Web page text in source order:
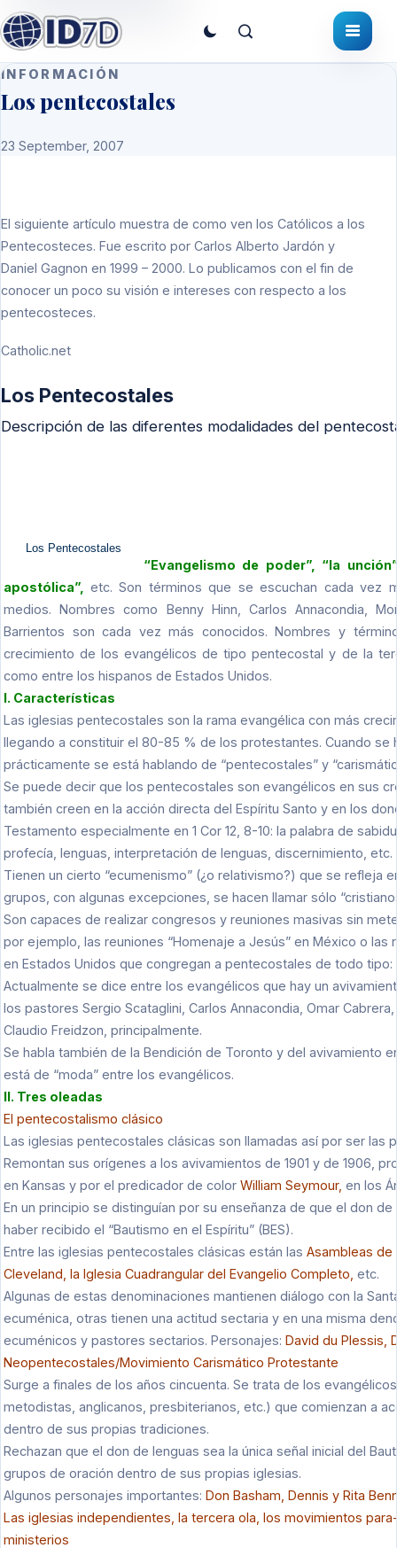
INFORMACIÓN
Los pentecostales
23 September, 2007
El siguiente artículo muestra de como ven los Católicos a los
Pentecosteces. Fue escrito por Carlos Alberto Jardón y
Daniel Gagnon en 1999 – 2000. Lo publicamos con el fin de
conocer un poco su visión e intereses con respecto a los
pentecosteces.
Catholic.net
Los Pentecostales
Descripción de las diferentes modalidades del
Los Pentecostales
“Evangelismo de poder”, “la
apostólica”,
etc. Son términos que se escuchan cada vez
medios. Nombres como Benny Hinn, Carlos Annacondia,
Barrientos son cada vez más conocidos. Nombres y
crecimiento de los evangélicos de tipo pentecostal y de la
como entre los hispanos de Estados Unidos.
I. Características
Las iglesias pentecostales son la rama evangélica con más
llegando a constituir el 80-85 % de los protestantes. Cuando se
prácticamente se está hablando de “pentecostales” y
Se puede decir que los pentecostales son evangélicos en sus
también creen en la acción directa del Espíritu Santo y en los
Testamento especialmente en 1 Cor 12, 8-10: la palabra de
profecía, lenguas, interpretación de lenguas, discernimiento, etc.
Tienen un cierto “ecumenismo” (¿o relativismo?) que se refleja
grupos, con algunas excepciones, se hacen llamar sólo
Son capaces de realizar congresos y reuniones masivas sin
por ejemplo, las reuniones “Homenaje a Jesús” en México o las
en Estados Unidos que congregan a pentecostales de todo
Actualmente se dice entre los evangélicos que hay un
los pastores Sergio Scataglini, Carlos Annacondia, Omar
Claudio Freidzon, principalmente.
Se habla también de la Bendición de Toronto y del avivamiento
está de “moda” entre los evangélicos.
II. Tres oleadas
El pentecostalismo clásico
Las iglesias pentecostales clásicas son llamadas así por ser las
Remontan sus orígenes a los avivamientos de 1901 y de 1906,
en Kansas y por el predicador de color William Seymour, en los
En un principio se distinguían por su enseñanza de que el don
haber recibido el “Bautismo en el Espíritu” (BES).
Entre las iglesias pentecostales clásicas están las Asambleas de
Cleveland, la Iglesia Cuadrangular del Evangelio Completo, etc.
Algunas de estas denominaciones mantienen diálogo con la
ecuménica, otras tienen una actitud sectaria y en una misma
ecuménicos y pastores sectarios. Personajes: David du Plessis,
Neopentecostales/Movimiento Carismático Protestante
Surge a finales de los años cincuenta. Se trata de los
metodistas, anglicanos, presbiterianos, etc.) que comienzan a
dentro de sus propias tradiciones.
Rechazan que el don de lenguas sea la única señal inicial del
grupos de oración dentro de sus propias iglesias.
Algunos personajes importantes: Don Basham, Dennis y Rita
Las iglesias independientes, la tercera ola, los movimientos
ministerios